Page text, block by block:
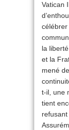
Vatican
célébrer
la
et la
mené
t-il, une
tient
refusant